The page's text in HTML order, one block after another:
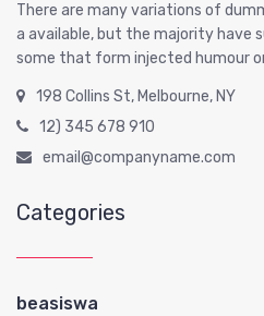
There are many variations of
a available, but the majority have
some that form injected humour
198 Collins St, Melbourne, NY
12) 345 678 910
email@companyname.com
Categories
beasiswa